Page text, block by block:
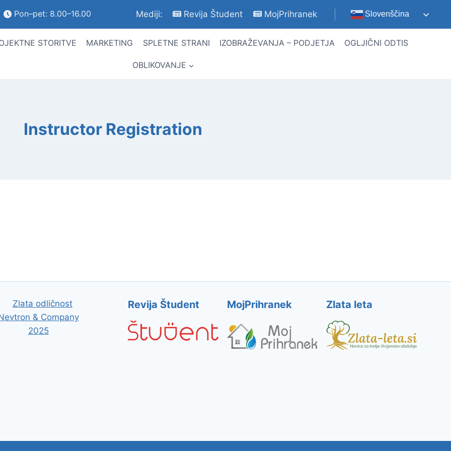
Pon–pet: 8.00–16.00 Mediji: Revija Študent MojPrihranek Slovenščina
STORITVE MARKETING SPLETNE STRANI IZOBRAŽEVANJA – PODJETJA OGLJIČNI ODTIS
OBLIKOVANJE
Instructor Registration
Revija Študent MojPrihranek Zlata leta